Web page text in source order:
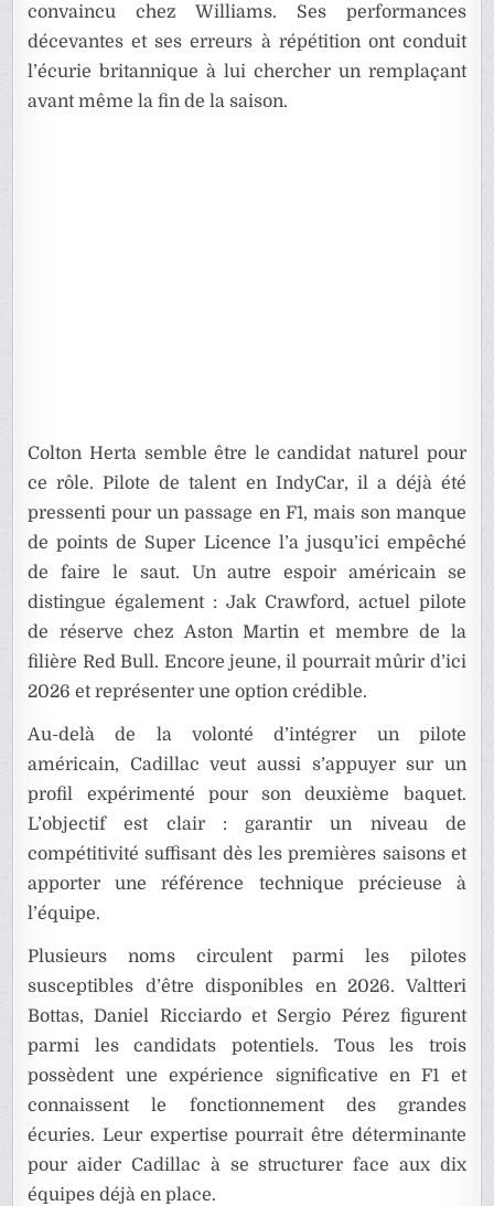
convaincu chez Williams. Ses performances
décevantes et ses erreurs à répétition ont conduit
l’écurie britannique à lui chercher un remplaçant
avant même la fin de la saison.
Colton Herta semble être le candidat naturel pour
ce rôle. Pilote de talent en IndyCar, il a déjà été
pressenti pour un passage en F1, mais son manque
de points de Super Licence l’a jusqu’ici empêché
de faire le saut. Un autre espoir américain se
distingue également : Jak Crawford, actuel pilote
de réserve chez Aston Martin et membre de la
filière Red Bull. Encore jeune, il pourrait mûrir d’ici
2026 et représenter une option crédible.
Au-delà de la volonté d’intégrer un pilote
américain, Cadillac veut aussi s’appuyer sur un
profil expérimenté pour son deuxième baquet.
L’objectif est clair : garantir un niveau de
compétitivité suffisant dès les premières saisons et
apporter une référence technique précieuse à
l’équipe.
Plusieurs noms circulent parmi les pilotes
susceptibles d’être disponibles en 2026. Valtteri
Bottas, Daniel Ricciardo et Sergio Pérez figurent
parmi les candidats potentiels. Tous les trois
possèdent une expérience significative en F1 et
connaissent le fonctionnement des grandes
écuries. Leur expertise pourrait être déterminante
pour aider Cadillac à se structurer face aux dix
équipes déjà en place.